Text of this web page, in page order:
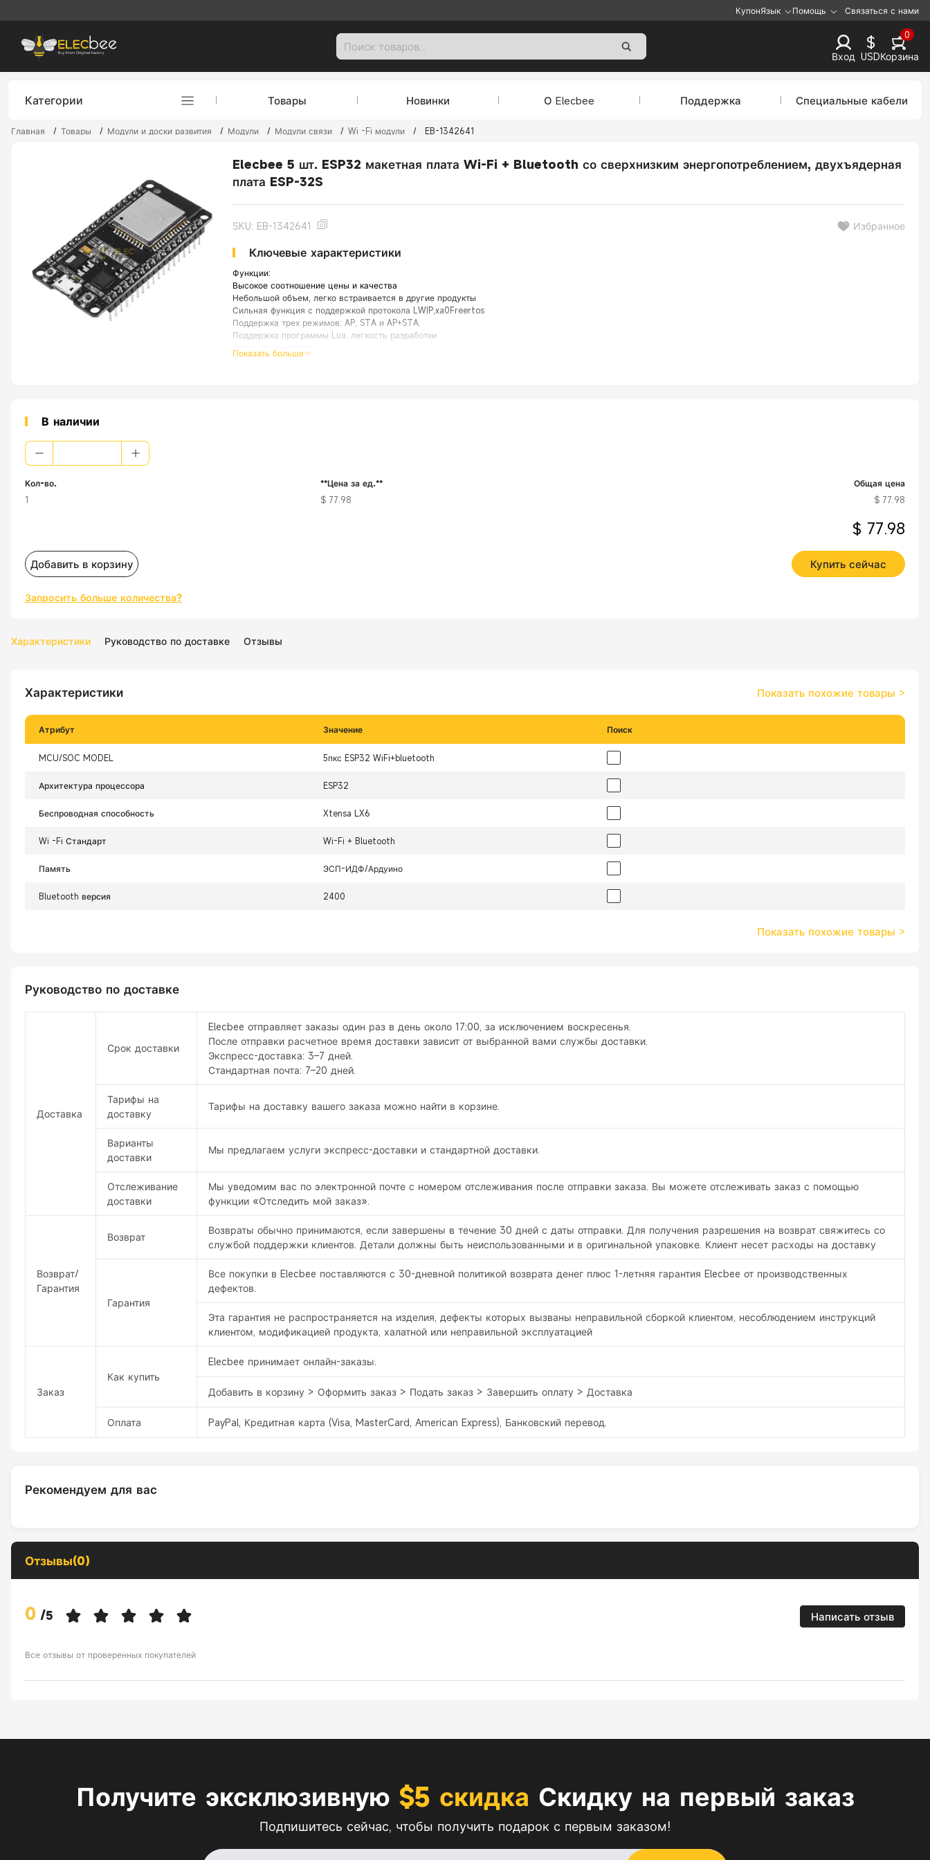
КупонЯзык Помощь Связаться с нами
Вход
$
USD
0
Корзина
Категории Товары Новинки О Elecbee Поддержка Специальные кабели
Главная / Товары / Модули и доски развития / Модули / Модули связи / Wi -Fi модули / EB-1342641
Elecbee 5 шт. ESP32 макетная плата Wi-Fi + Bluetooth со сверхнизким энергопотреблением, двухъядерная
плата ESP-32S
SKU: EB-1342641 Избранное
Ключевые характеристики
Функции:
Высокое соотношение цены и качества
Небольшой объем, легко встраивается в другие продукты
Сильная функция с поддержкой протокола LWIP,xa0Freertos
Поддержка трех режимов: AP, STA и AP+STA.
Поддержка программы Lua, легкость разработки
https://github.com/Nicholas3388/LuaNode
Показать больше
В наличии
Кол-во.
1
**Цена за ед.**
$ 77.98
Общая цена
$ 77.98
$ 77.98
Добавить в корзину Купить сейчас
Запросить больше количества?
Характеристики Руководство по доставке Отзывы
Характеристики Показать похожие товары >
Атрибут Значение Поиск
MCU/SOC MODEL 5пкс ESP32 WiFi+bluetooth
Архитектура процессора ESP32
Беспроводная способность Xtensa LX6
Wi -Fi Стандарт Wi-Fi + Bluetooth
Память ЭСП-ИДФ/Ардуино
Bluetooth версия 2400
Показать похожие товары >
Руководство по доставке
Доставка
Срок доставки
Elecbee отправляет заказы один раз в день около 17:00, за исключением воскресенья.
После отправки расчетное время доставки зависит от выбранной вами службы доставки.
Экспресс-доставка: 3–7 дней.
Стандартная почта: 7–20 дней.
Тарифы на
доставку
Тарифы на доставку вашего заказа можно найти в корзине.
Варианты
доставки
Мы предлагаем услуги экспресс-доставки и стандартной доставки.
Отслеживание
доставки
Мы уведомим вас по электронной почте с номером отслеживания после отправки заказа. Вы можете отслеживать заказ с помощью
функции «Отследить мой заказ».
Возврат/
Гарантия
Возврат
Возвраты обычно принимаются, если завершены в течение 30 дней с даты отправки. Для получения разрешения на возврат свяжитесь со
службой поддержки клиентов. Детали должны быть неиспользованными и в оригинальной упаковке. Клиент несет расходы на доставку
Гарантия
Все покупки в Elecbee поставляются с 30-дневной политикой возврата денег плюс 1-летняя гарантия Elecbee от производственных
дефектов.
Эта гарантия не распространяется на изделия, дефекты которых вызваны неправильной сборкой клиентом, несоблюдением инструкций
клиентом, модификацией продукта, халатной или неправильной эксплуатацией
Заказ
Как купить
Elecbee принимает онлайн-заказы.
Добавить в корзину > Оформить заказ > Подать заказ > Завершить оплату > Доставка
Оплата PayPal, Кредитная карта (Visa, MasterCard, American Express), Банковский перевод.
Рекомендуем для вас
Отзывы(0)
0 /5 Написать отзыв
Все отзывы от проверенных покупателей
Получите эксклюзивную $5 скидка Скидку на первый заказ
Подпишитесь сейчас, чтобы получить подарок с первым заказом!